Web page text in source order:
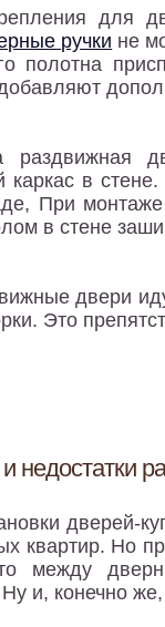
для
ручки не
полотна
каркас в
При монтаже
в стене
двери
Это
недостатки
дверей-
квартир. Но
между
Ну и, конечно